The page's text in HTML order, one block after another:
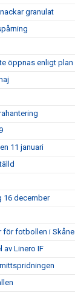
granulat
öppnas enligt plan
11 januari
16 december
för fotbollen i Skåne
av Linero IF